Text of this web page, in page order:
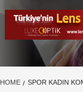
HOME SPOR KADIN